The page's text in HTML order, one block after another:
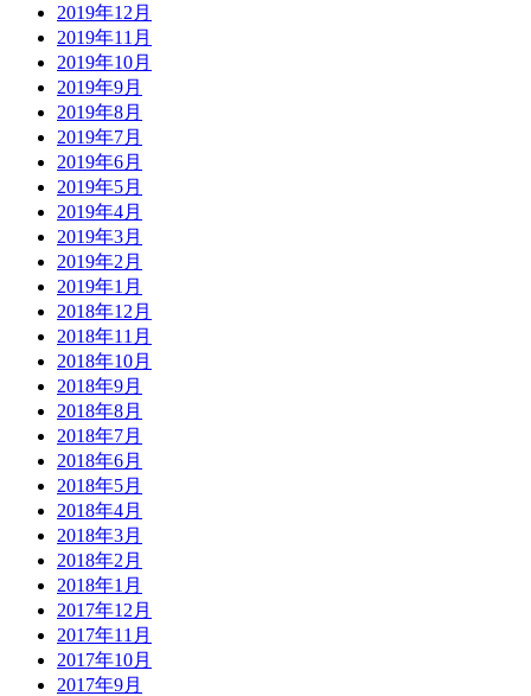
2019年12月
2019年11月
2019年10月
2019年9月
2019年8月
2019年7月
2019年6月
2019年5月
2019年4月
2019年3月
2019年2月
2019年1月
2018年12月
2018年11月
2018年10月
2018年9月
2018年8月
2018年7月
2018年6月
2018年5月
2018年4月
2018年3月
2018年2月
2018年1月
2017年12月
2017年11月
2017年10月
2017年9月